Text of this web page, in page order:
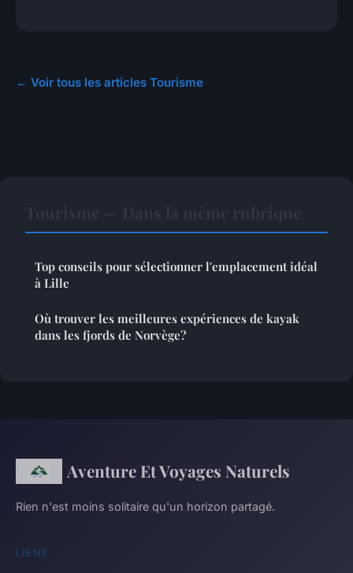
← Voir tous les articles Tourisme
Top conseils pour sélectionner l'emplacement idéal
à Lille
Où trouver les meilleures expériences de kayak
dans les fjords de Norvège?
Aventure Et Voyages Naturels
Rien n'est moins solitaire qu'un horizon partagé.
LIENS